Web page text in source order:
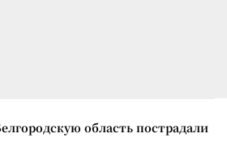
область пострадали